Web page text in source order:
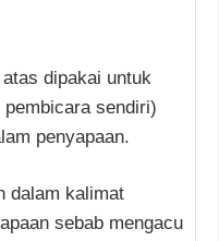
dipakai untuk
sendiri)
penyapaan.
dalam kalimat
sebab mengacu